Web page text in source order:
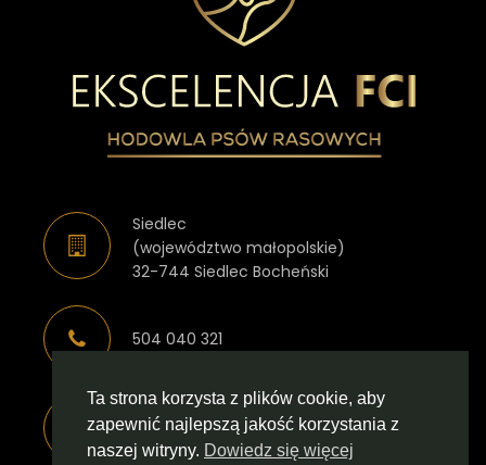
Siedlec
(województwo małopolskie)
32-744 Siedlec Bocheński
504 040 321
magda.kita883@interia.pl
Ta strona korzysta z plików cookie, aby
zapewnić najlepszą jakość korzystania z
naszej witryny. Dowiedz się więcej